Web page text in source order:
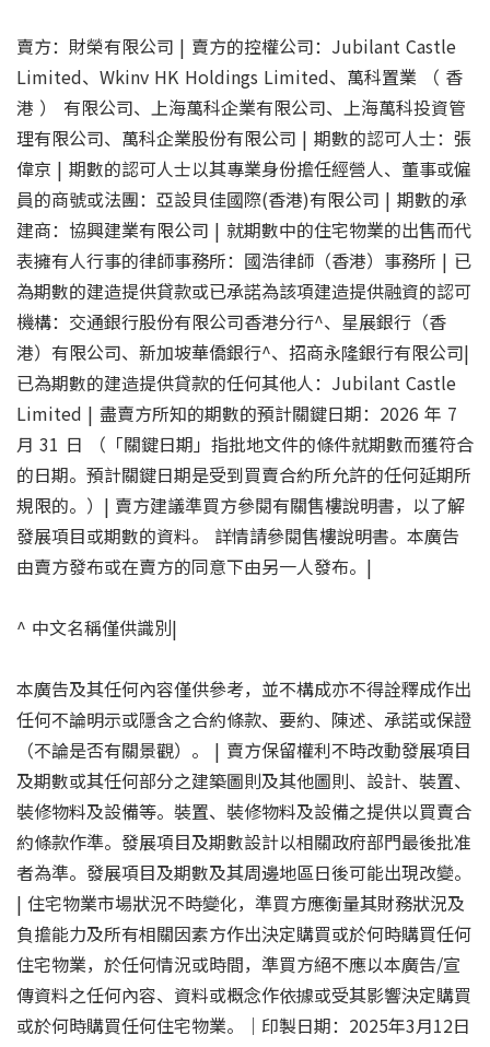
賣方：財榮有限公司 | 賣方的控權公司：Jubilant Castle
Limited、Wkinv HK Holdings Limited、萬科置業 （ 香
港 ） 有限公司、上海萬科企業有限公司、上海萬科投資管
理有限公司、萬科企業股份有限公司 | 期數的認可人士：張
偉京 | 期數的認可人士以其專業身份擔任經營人、董事或僱
員的商號或法團：亞設貝佳國際(香港)有限公司 | 期數的承
建商：協興建業有限公司 | 就期數中的住宅物業的出售而代
表擁有人行事的律師事務所：國浩律師（香港）事務所 | 已
為期數的建造提供貸款或已承諾為該項建造提供融資的認可
機構：交通銀行股份有限公司香港分行^、星展銀行（香
港）有限公司、新加坡華僑銀行^、招商永隆銀行有限公司|
已為期數的建造提供貸款的任何其他人：Jubilant Castle
Limited | 盡賣方所知的期數的預計關鍵日期：2026 年 7
月 31 日 （「關鍵日期」指批地文件的條件就期數而獲符合
的日期。預計關鍵日期是受到買賣合約所允許的任何延期所
規限的。）| 賣方建議準買方參閱有關售樓說明書，以了解
發展項目或期數的資料。 詳情請參閱售樓說明書。本廣告
由賣方發布或在賣方的同意下由另一人發布。|
^ 中文名稱僅供識別|
本廣告及其任何內容僅供參考，並不構成亦不得詮釋成作出
任何不論明示或隱含之合約條款、要約、陳述、承諾或保證
（不論是否有關景觀）。 | 賣方保留權利不時改動發展項目
及期數或其任何部分之建築圖則及其他圖則、設計、裝置、
裝修物料及設備等。裝置、裝修物料及設備之提供以買賣合
約條款作準。發展項目及期數設計以相關政府部門最後批准
者為準。發展項目及期數及其周邊地區日後可能出現改變。
| 住宅物業市場狀況不時變化，準買方應衡量其財務狀況及
負擔能力及所有相關因素方作出決定購買或於何時購買任何
住宅物業，於任何情況或時間，準買方絕不應以本廣告/宣
傳資料之任何內容、資料或概念作依據或受其影響決定購買
或於何時購買任何住宅物業。｜印製日期：2025年3月12日